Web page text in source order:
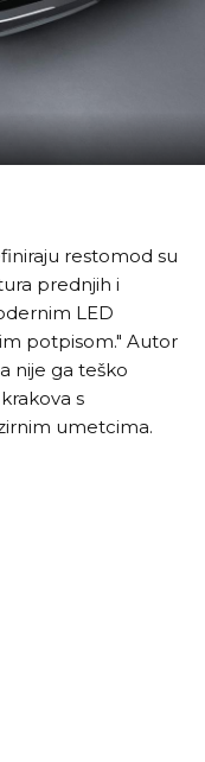
restomod su
prednjih i
LED
potpisom." Autor
nije ga teško
s
umetcima.